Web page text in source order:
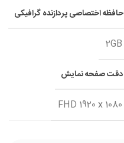
حافظه اختصاصی پردازنده گرافیکی
2GB
دقت صفحه نمایش
FHD 1920 x 1080